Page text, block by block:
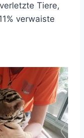
Tiere,
verwaiste